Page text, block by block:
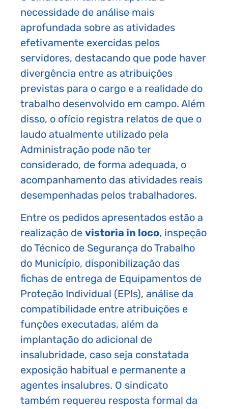
necessidade de análise mais
aprofundada sobre as atividades
efetivamente exercidas pelos
servidores, destacando que pode haver
divergência entre as atribuições
previstas para o cargo e a realidade do
trabalho desenvolvido em campo. Além
disso, o ofício registra relatos de que o
laudo atualmente utilizado pela
Administração pode não ter
considerado, de forma adequada, o
acompanhamento das atividades reais
desempenhadas pelos trabalhadores.
Entre os pedidos apresentados estão a
realização de vistoria in loco, inspeção
do Técnico de Segurança do Trabalho
do Município, disponibilização das
fichas de entrega de Equipamentos de
Proteção Individual (EPIs), análise da
compatibilidade entre atribuições e
funções executadas, além da
implantação do adicional de
insalubridade, caso seja constatada
exposição habitual e permanente a
agentes insalubres. O sindicato
também requereu resposta formal da